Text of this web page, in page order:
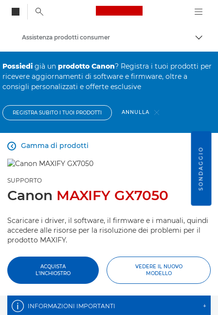
Canon Logo, back
Assistenza prodotti consumer
Possiedi già un prodotto Canon? Registra i tuoi prodotti per
ricevere aggiornamenti di software e firmware, oltre a
consigli personalizzati e offerte esclusive
REGISTRA SUBITO I TUOI PRODOTTI ANNULLA
Gamma di prodotti

SUPPORTO
Canon MAXIFY GX7050
Scaricare i driver, il software, il firmware e i manuali, quindi
accedere alle risorse per la risoluzione dei problemi per il
prodotto MAXIFY.
ACQUISTA
L'INCHIOSTRO
VEDERE IL NUOVO
MODELLO
INFORMAZIONI IMPORTANTI +
SONDAGGIO